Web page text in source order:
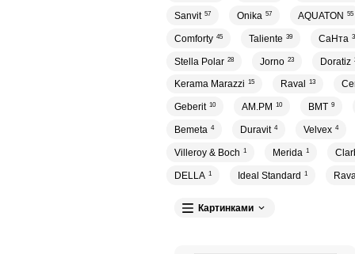
Sanvit 57 Onika 57 AQUATON 55
Comforty 45 Taliente 39 СаНта
Stella Polar 28 Jorno 23 Doratiz
Kerama Marazzi 15 Raval 13
Geberit 10 AM.PM 10 BMT 9
Bemeta 4 Duravit 4 Velvex 4
Villeroy & Boch 1 Merida 1
DELLA 1 Ideal Standard 1
Картинками